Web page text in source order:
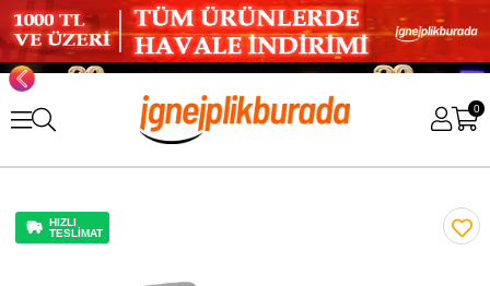
0
HIZLI
TESLİMAT